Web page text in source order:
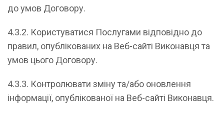
до умов Договору.
4.3.2. Користуватися Послугами відповідно до
правил, опублікованих на Веб-сайті Виконавця та
умов цього Договору.
4.3.3. Контролювати зміну та/або оновлення
інформації, опублікованої на Веб-сайті Виконавця.